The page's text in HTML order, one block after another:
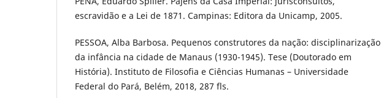
escravidão e a Lei de 1871. Campinas: Editora da Unicamp, 2005.
PESSOA, Alba Barbosa. Pequenos construtores da nação: disciplinarização
da infância na cidade de Manaus (1930-1945). Tese (Doutorado em
História). Instituto de Filosofia e Ciências Humanas – Universidade
Federal do Pará, Belém, 2018, 287 fls.